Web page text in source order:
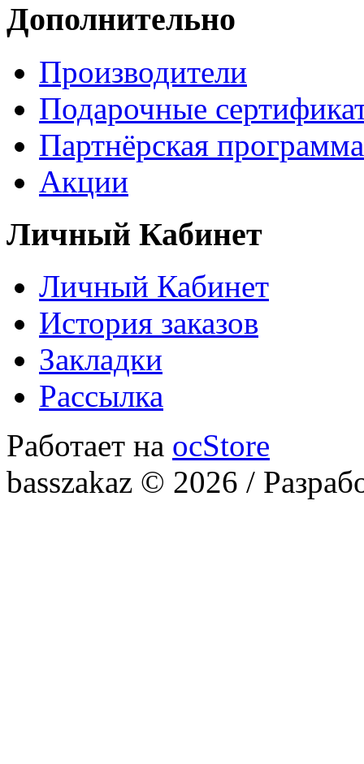
Дополнительно
Производители
Подарочные
Партнёрская программа
Акции
Личный Кабинет
Личный Кабинет
История заказов
Закладки
Рассылка
Работает на ocStore
basszakaz © 2026 /